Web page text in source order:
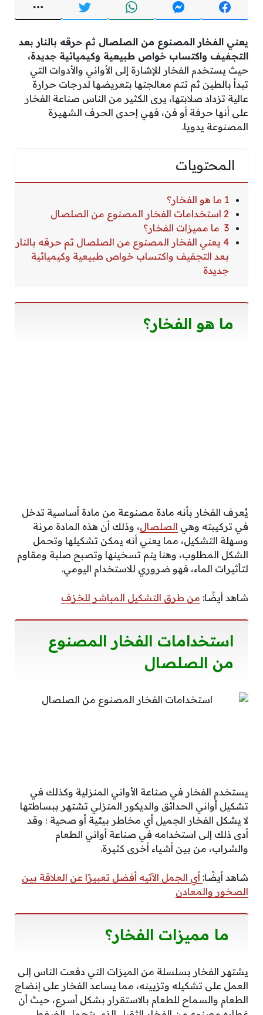
يعني الفخار المصنوع من الصلصال ثم حرقه بالنار بعد
التجفيف واكتساب خواص طبيعية وكيميائية جديدة،
حيث يستخدم الفخار للإشارة إلى الأواني والأدوات التي
تبدأ بالطين ثم تتم معالجتها بتعريضها لدرجات حرارة
عالية تزداد صلابتها، يرى الكثير من الناس صناعة الفخار
على أنها حرفة أو فن، فهي إحدى الحرف الشهيرة
المصنوعة يدويا.
المحتويات
1 ما هو الفخار؟
2 استخدامات الفخار المصنوع من الصلصال
3 ما مميزات الفخار؟
4 يعني الفخار المصنوع من الصلصال ثم حرقه بالنار
بعد التجفيف واكتساب خواص طبيعية وكيميائية
جديدة
ما هو الفخار؟
يُعرف الفخار بأنه مادة مصنوعة من مادة أساسية تدخل
في تركيبته وهي الصلصال، وذلك أن هذه المادة مرنة
وسهلة التشكيل، مما يعني أنه يمكن تشكيلها وتحمل
الشكل المطلوب، وهنا يتم تسخينها وتصبح صلبة ومقاوم
لتأثيرات الماء، فهو ضروري للاستخدام اليومي.
شاهد أيضًا: من طرق التشكيل المباشر للخزف
استخدامات الفخار المصنوع
من الصلصال
يستخدم الفخار في صناعة الأواني المنزلية وكذلك في
تشكيل أواني الحدائق والديكور المنزلي تشتهر ببساطتها
لا يشكل الفخار الجميل أي مخاطر بيئية أو صحية ؛ وقد
أدى ذلك إلى استخدامه في صناعة أواني الطعام
والشراب، من بين أشياء أخرى كثيرة.
شاهد أيضًا: أي الجمل الآتيه أفضل تعبيرًا عن العلاقة بين
الصخور والمعادن
ما مميزات الفخار؟
يشتهر الفخار بسلسلة من الميزات التي دفعت الناس إلى
العمل على تشكيله وتزيينه، مما يساعد الفخار على إنضاج
الطعام والسماح للطعام بالاستقرار بشكل أسرع، حيث أن